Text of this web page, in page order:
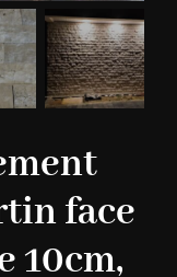
face
10cm,